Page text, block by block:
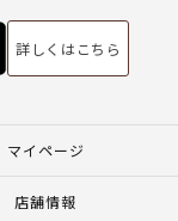
詳しくはこちら
マイページ
店舗情報